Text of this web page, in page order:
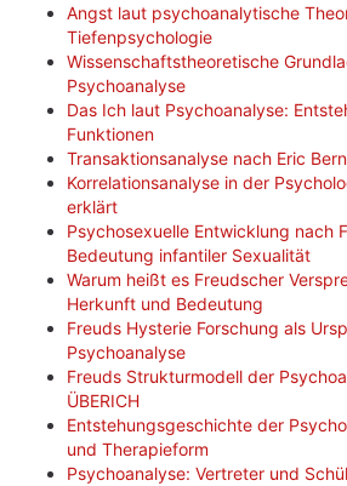
Angst laut psychoanalytische
Tiefenpsychologie
Wissenschaftstheoretische
Psychoanalyse
Das Ich laut Psychoanalyse:
Funktionen
Transaktionsanalyse nach Eric
Korrelationsanalyse in der
erklärt
Psychosexuelle Entwicklung nach
Bedeutung infantiler Sexualität
Warum heißt es Freudscher
Herkunft und Bedeutung
Freuds Hysterie Forschung als
Psychoanalyse
Freuds Strukturmodell der
ÜBERICH
Entstehungsgeschichte der
und Therapieform
Psychoanalyse: Vertreter und